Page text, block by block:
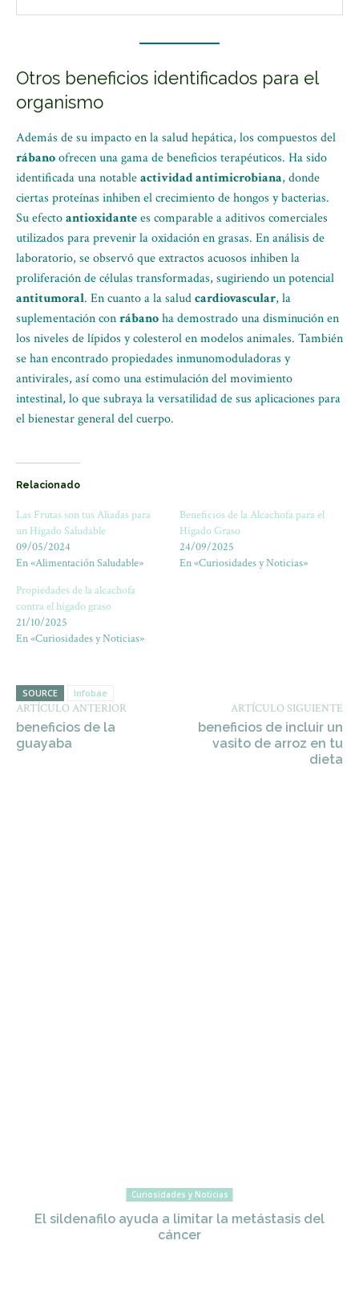
Otros beneficios identificados para el
organismo
Además de su impacto en la salud hepática, los compuestos del
rábanoofrecen una gama de beneficios terapéuticos. Ha sido
identificada una notableactividad antimicrobiana, donde
ciertas proteínas inhiben el crecimiento de hongos y bacterias.
Su efectoantioxidantees comparable a aditivos comerciales
utilizados para prevenir la oxidación en grasas. En análisis de
laboratorio, se observó que extractos acuosos inhiben la
proliferación de células transformadas, sugiriendo un potencial
antitumoral. En cuanto a la saludcardiovascular, la
suplementación conrábanoha demostrado una disminución en
los niveles de lípidos y colesterol en modelos animales. También
se han encontrado propiedades inmunomoduladoras y
antivirales, así como una estimulación del movimiento
intestinal, lo que subraya la versatilidad de sus aplicaciones para
el bienestar general del cuerpo.
Relacionado
Las Frutas son tus Aliadas para
un Hígado Saludable
09/05/2024
En «Alimentación Saludable»
Beneficios de la Alcachofa para el
Hígado Graso
24/09/2025
En «Curiosidades y Noticias»
Propiedades de la alcachofa
contra el hígado graso
21/10/2025
En «Curiosidades y Noticias»
SOURCE Infobae
ARTÍCULO ANTERIOR
beneficios de la
guayaba
ARTÍCULO SIGUIENTE
beneficios de incluir un
vasito de arroz en tu
dieta
Curiosidades y Noticias
El sildenafilo ayuda a limitar la metástasis del
cáncer